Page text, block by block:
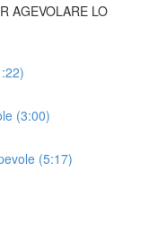
AGEVOLARE LO
(3:00)
(5:17)